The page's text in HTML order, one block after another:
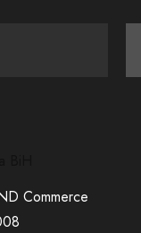
esenciju Han
Commerce